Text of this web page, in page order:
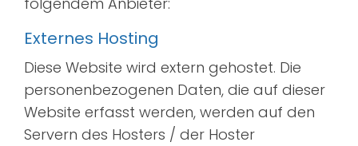
Externes Hosting
Diese Website wird extern gehostet. Die
personenbezogenen Daten, die auf dieser
Website erfasst werden, werden auf den
Servern des Hosters / der Hoster